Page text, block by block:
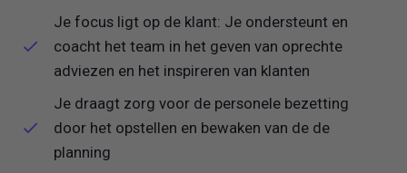
Je focus ligt op de klant: Je ondersteunt en
coacht het team in het geven van oprechte
adviezen en het inspireren van klanten
Je draagt zorg voor de personele bezetting
door het opstellen en bewaken van de de
planning